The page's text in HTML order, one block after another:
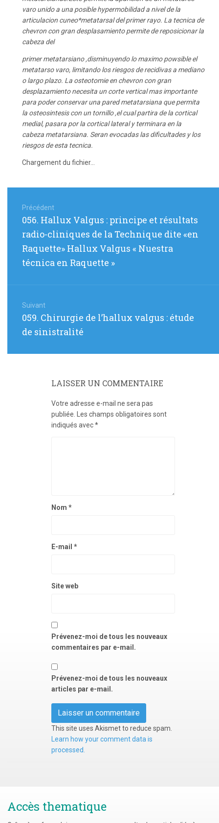
varo unido a una posible hypermobilidad a nivel de la
articulacion cuneo*metatarsal del primer rayo. La tecnica de
chevron con gran desplasamiento permite de reposicionar la
cabeza del
primer metatarsiano ,disminuyendo lo maximo powsible el
metatarso varo, limitando los riesgos de recidivas a mediano
o largo plazo. La osteotomie en chevron con gran
desplazamiento necesita un corte vertical mas importante
para poder conservar una pared metatarsiana que permita
la osteosintesis con un tornillo ,el cual partira de la cortical
medial, pasara por la cortical lateral y terminara en la
cabeza metatarsiana. Seran evocadas las dificultades y los
riesgos de esta tecnica.
Chargement du fichier...
de
l’article
Précédent
Article
:
056. Hallux Valgus : principe et résultats
radio-cliniques de la Technique dite «en
Raquette» Hallux Valgus « Nuestra
técnica en Raquette »
Suivant
Article
:
059. Chirurgie de l’hallux valgus : étude
de sinistralité
LAISSER UN COMMENTAIRE
Votre adresse e-mail ne sera pas
publiée.
Les champs obligatoires sont
indiqués avec*
Nom *
E-mail *
Site web
Prévenez-moi de tous les nouveaux
commentaires par e-mail.
Prévenez-moi de tous les nouveaux
articles par e-mail.
This site uses Akismet to reduce spam.
Learn how your comment data is
processed.
Accès thematique